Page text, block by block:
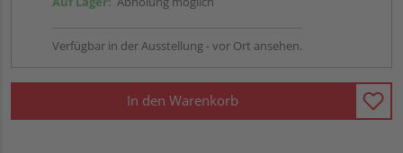
Verfügbar in der Ausstellung - vor Ort ansehen.
In den Warenkorb